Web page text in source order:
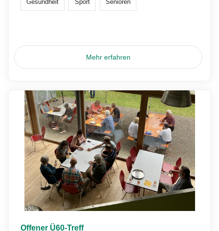
Gesundheit Sport Senioren
Mehr erfahren
Offener Ü60-Treff